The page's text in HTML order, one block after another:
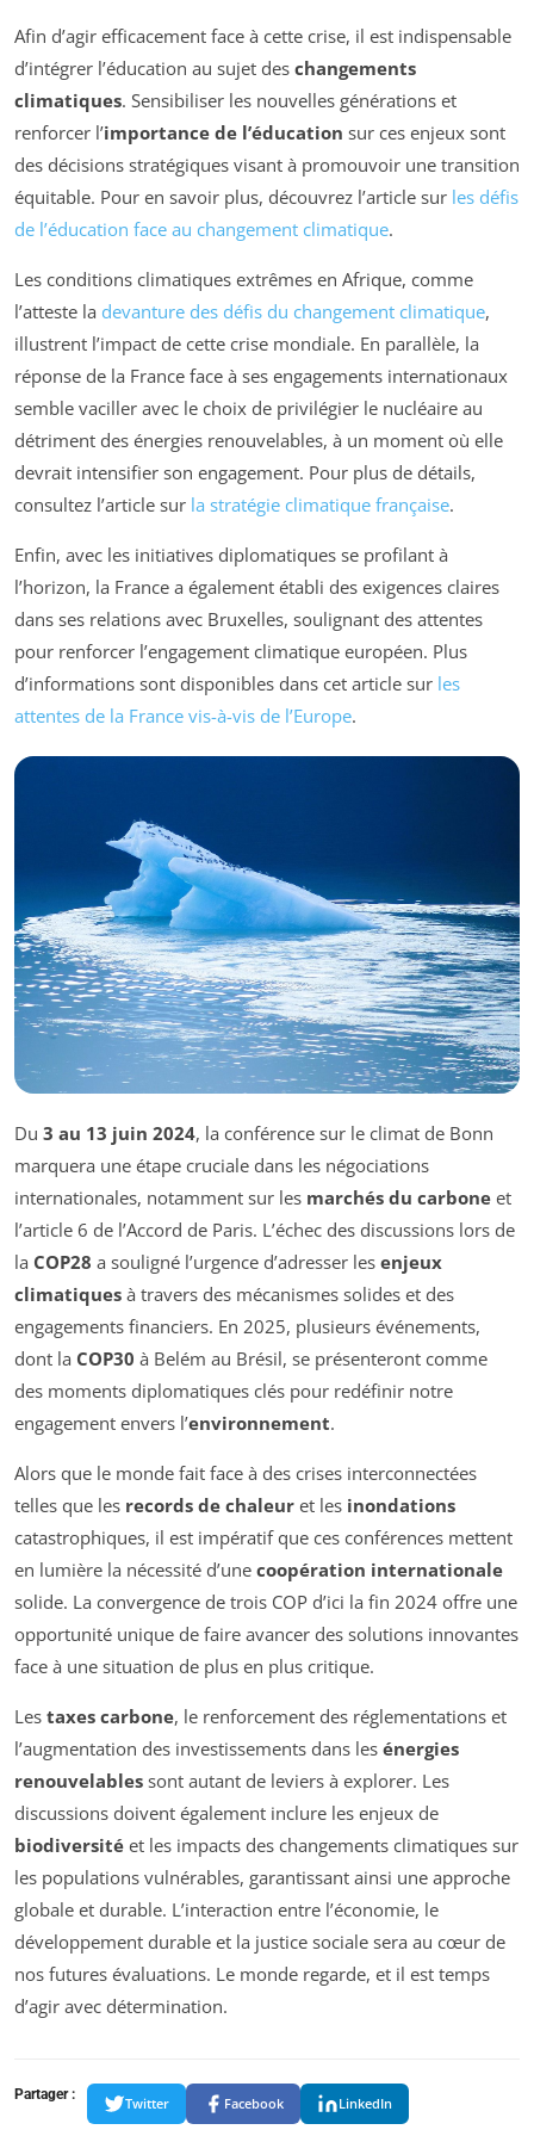
Afin d’agir efficacement face à cette crise, il est indispensable
d’intégrer l’éducation au sujet des changements
climatiques. Sensibiliser les nouvelles générations et
renforcer l’importance de l’éducation sur ces enjeux sont
des décisions stratégiques visant à promouvoir une transition
équitable. Pour en savoir plus, découvrez l’article sur les défis
de l’éducation face au changement climatique.
Les conditions climatiques extrêmes en Afrique, comme
l’atteste la devanture des défis du changement climatique,
illustrent l’impact de cette crise mondiale. En parallèle, la
réponse de la France face à ses engagements internationaux
semble vaciller avec le choix de privilégier le nucléaire au
détriment des énergies renouvelables, à un moment où elle
devrait intensifier son engagement. Pour plus de détails,
consultez l’article sur la stratégie climatique française.
Enfin, avec les initiatives diplomatiques se profilant à
l’horizon, la France a également établi des exigences claires
dans ses relations avec Bruxelles, soulignant des attentes
pour renforcer l’engagement climatique européen. Plus
d’informations sont disponibles dans cet article sur les
attentes de la France vis-à-vis de l’Europe.
Du 3 au 13 juin 2024, la conférence sur le climat de Bonn
marquera une étape cruciale dans les négociations
internationales, notamment sur les marchés du carbone et
l’article 6 de l’Accord de Paris. L’échec des discussions lors de
la COP28 a souligné l’urgence d’adresser les enjeux
climatiques à travers des mécanismes solides et des
engagements financiers. En 2025, plusieurs événements,
dont la COP30 à Belém au Brésil, se présenteront comme
des moments diplomatiques clés pour redéfinir notre
engagement envers l’environnement.
Alors que le monde fait face à des crises interconnectées
telles que les records de chaleur et les inondations
catastrophiques, il est impératif que ces conférences mettent
en lumière la nécessité d’une coopération internationale
solide. La convergence de trois COP d’ici la fin 2024 offre une
opportunité unique de faire avancer des solutions innovantes
face à une situation de plus en plus critique.
Les taxes carbone, le renforcement des réglementations et
l’augmentation des investissements dans les énergies
renouvelables sont autant de leviers à explorer. Les
discussions doivent également inclure les enjeux de
biodiversité et les impacts des changements climatiques sur
les populations vulnérables, garantissant ainsi une approche
globale et durable. L’interaction entre l’économie, le
développement durable et la justice sociale sera au cœur de
nos futures évaluations. Le monde regarde, et il est temps
d’agir avec détermination.
Partager :
Twitter Facebook LinkedIn